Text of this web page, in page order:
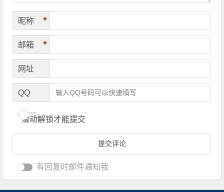
昵称 *
邮箱 *
网址
QQ
滑动解锁才能提交
有回复时邮件通知我